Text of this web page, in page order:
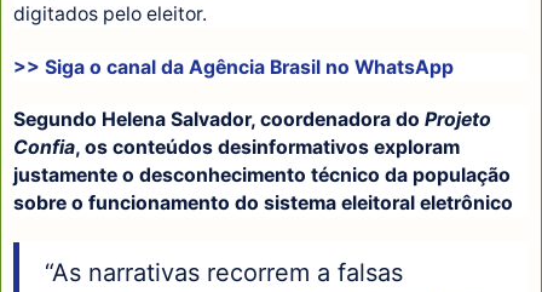
digitados pelo eleitor.
>> Siga o canal da Agência Brasil no WhatsApp
Segundo Helena Salvador, coordenadora do Projeto
Confia, os conteúdos desinformativos exploram
justamente o desconhecimento técnico da população
sobre o funcionamento do sistema eleitoral eletrônico
“As narrativas recorrem a falsas